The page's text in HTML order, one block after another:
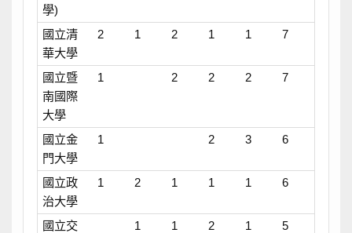
學)
國立清
華大學
2 1 2 1 1 7
國立暨
南國際
大學
1 2 2 2 7
國立金
門大學
1 2 3 6
國立政
治大學
1 2 1 1 1 6
國立交
1 1 2 1 5